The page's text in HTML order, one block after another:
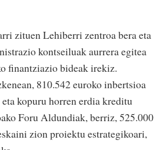
zituen Lehiberri zentroa bera eta
kontseiluak aurrera egitea
finantziazio bideak irekiz.
810.542 euroko inbertsioa
kopuru horren erdia kreditu
Foru Aldundiak, berriz, 525.000
zion proiektu estrategikoari,